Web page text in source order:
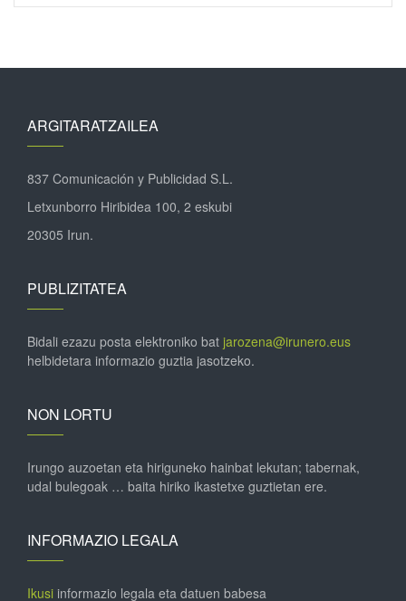
ARGITARATZAILEA
837 Comunicación y Publicidad S.L.
Letxunborro Hiribidea 100, 2 eskubi
20305 Irun.
PUBLIZITATEA
Bidali ezazu posta elektroniko bat jarozena@irunero.eus
helbidetara informazio guztia jasotzeko.
NON LORTU
Irungo auzoetan eta hiriguneko hainbat lekutan; tabernak,
udal bulegoak … baita hiriko ikastetxe guztietan ere.
INFORMAZIO LEGALA
Ikusi informazio legala eta datuen babesa